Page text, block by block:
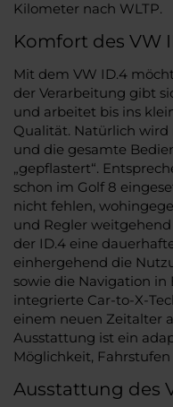
Kilometer nach WLTP.
Komfort des VW
Mit dem VW ID.4
der Verarbeitung gibt
und arbeitet bis ins
Qualität. Natürlich
und die gesamte
„gepflastert“.
schon im Golf 8
nicht fehlen,
und Regler
der ID.4 eine
einhergehend die
sowie die Navigation
integrierte Car-to-X-
einem neuen Zeitalter
Ausstattung ist ein
Möglichkeit,
Ausstattung des